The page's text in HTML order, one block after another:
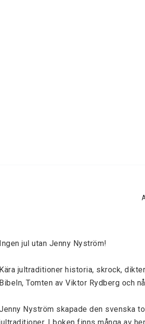
Ingen jul utan Jenny Nyström!
Kära jultraditioner historia, skrock,
Bibeln, Tomten av Viktor Rydberg och
Nyström skapade den svenska